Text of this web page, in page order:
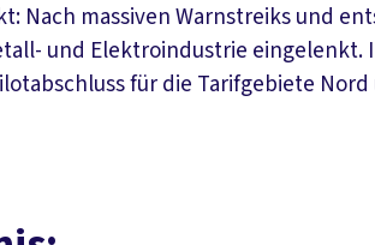
Nach massiven Warnstreiks und
und Elektroindustrie eingelenkt.
für die Tarifgebiete